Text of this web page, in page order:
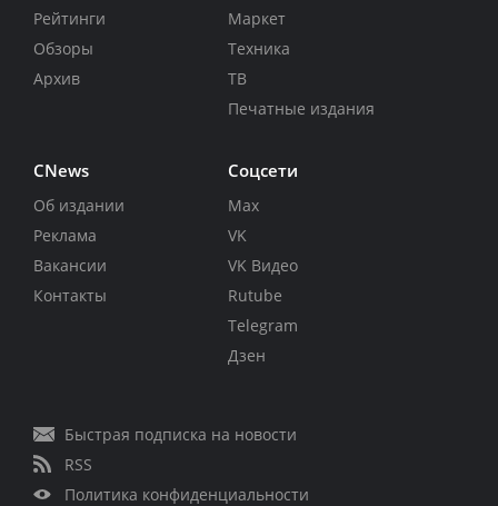
Рейтинги
Обзоры
Архив
Маркет
Техника
ТВ
Печатные издания
CNews
Об издании
Реклама
Вакансии
Контакты
Соцсети
Max
VK
VK Видео
Rutube
Telegram
Дзен
Быстрая подписка на новости
RSS
Политика конфиденциальности